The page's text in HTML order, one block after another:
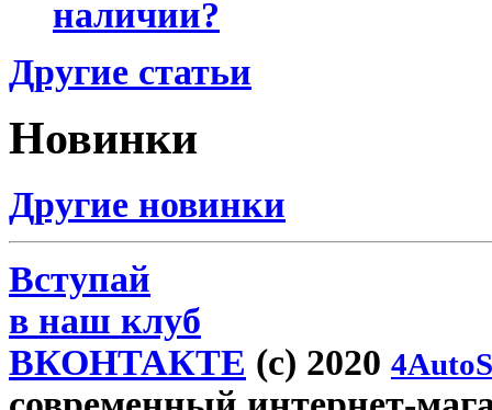
наличии?
Другие статьи
Новинки
Другие новинки
Вступай
в наш клуб
ВКОНТАКТЕ (c) 2020